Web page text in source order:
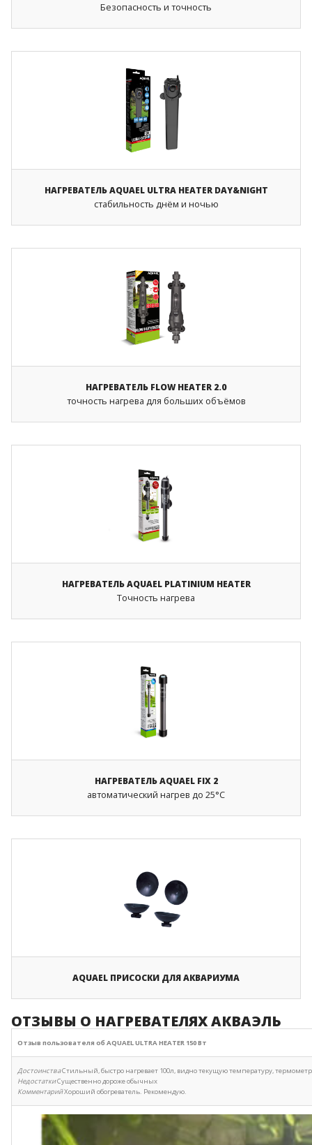
Безопасность и точность
НАГРЕВАТЕЛЬ AQUAEL ULTRA HEATER DAY&NIGHT
стабильность днём и ночью
НАГРЕВАТЕЛЬ FLOW HEATER 2.0
точность нагрева для больших объёмов
НАГРЕВАТЕЛЬ AQUAEL PLATINIUM HEATER
Точность нагрева
НАГРЕВАТЕЛЬ AQUAEL FIX 2
автоматический нагрев до 25°C
AQUAEL ПРИСОСКИ ДЛЯ АКВАРИУМА
ОТЗЫВЫ О НАГРЕВАТЕЛЯХ АКВАЭЛЬ
Отзыв пользователя об AQUAEL ULTRA HEATER 150 Вт
ДостоинстваСтильный, быстро нагревает 100л, видно текущую температуру,
НедостаткиСущественно дороже обычных
КомментарийХороший обогреватель. Рекомендую.